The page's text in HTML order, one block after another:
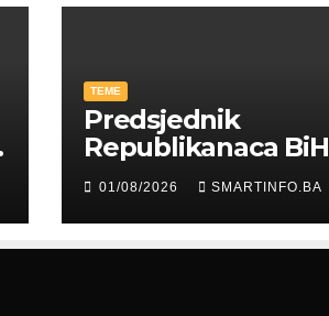
TEME
Predsjednik
Republikanaca BiH
Edin Garaplija
prisustvovao
prezentaciji
Federalnog sajma
01/08/2026 SMARTINFO.BA